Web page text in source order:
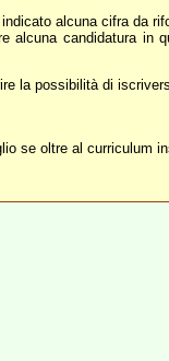
alcuna cifra da
alcuna candidatura
la possibilità di
se oltre al curriculum